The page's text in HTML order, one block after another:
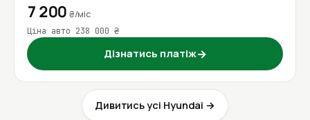
7 200₴/міс
Ціна авто 238 000 ₴
Дізнатись платіж→
Дивитись усі Hyundai →